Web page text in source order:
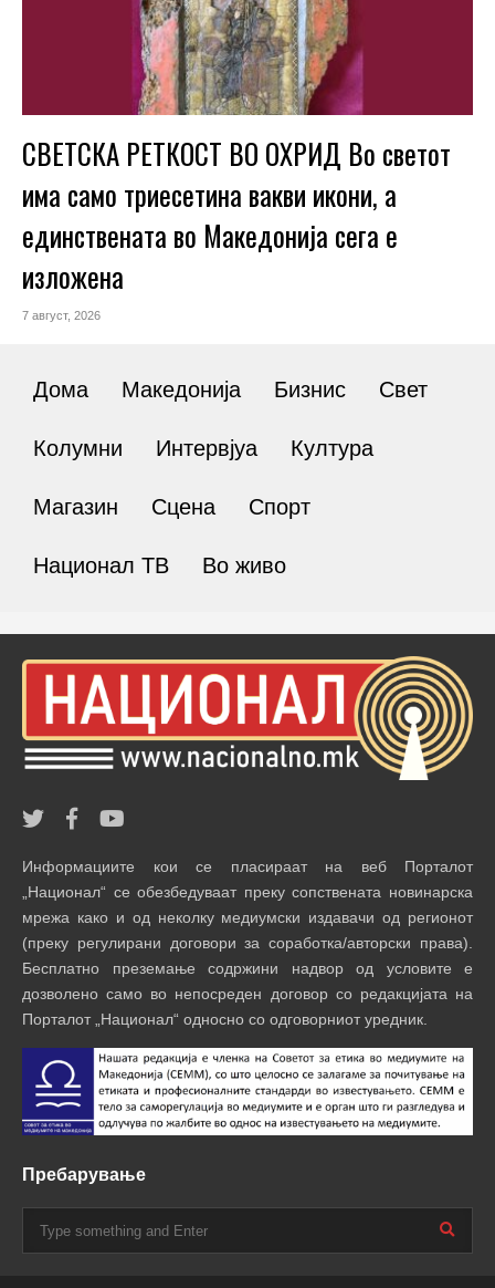
СВЕТСКА РЕТКОСТ ВО ОХРИД Во светот
има само триесетина вакви икони, а
единствената во Македонија сега е
изложена
7 август, 2026
Дома Македонија Бизнис Свет
Колумни Интервјуа Култура
Магазин Сцена Спорт
Национал ТВ Во живо
Информациите кои се пласираат на веб Порталот
„Национал“ се обезбедуваат преку сопствената новинарска
мрежа како и од неколку медиумски издавачи од регионот
(преку регулирани договори за соработка/авторски права).
Бесплатно преземање содржини надвор од условите е
дозволено само во непосреден договор со редакцијата на
Порталот „Национал“ односно со одговорниот уредник.
Пребарување